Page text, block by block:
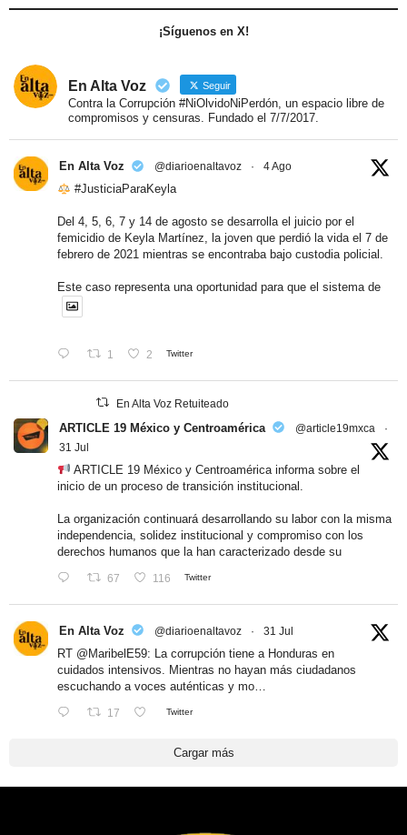
¡Síguenos en X!
En Alta Voz Seguir
Contra la Corrupción #NiOlvidoNiPerdón, un espacio libre de
compromisos y censuras. Fundado el 7/7/2017.
En Alta Voz @diarioenaltavoz · 4 Ago
#JusticiaParaKeyla
Del 4, 5, 6, 7 y 14 de agosto se desarrolla el juicio por el
femicidio de Keyla Martínez, la joven que perdió la vida el 7 de
febrero de 2021 mientras se encontraba bajo custodia policial.
Este caso representa una oportunidad para que el sistema de
1 2 Twitter
En Alta Voz Retuiteado
ARTICLE 19 México y Centroamérica @article19mxca
·
31 Jul
ARTICLE 19 México y Centroamérica informa sobre el
inicio de un proceso de transición institucional.
La organización continuará desarrollando su labor con la misma
independencia, solidez institucional y compromiso con los
derechos humanos que la han caracterizado desde su
67 116 Twitter
En Alta Voz @diarioenaltavoz · 31 Jul
RT @MaribelE59: La corrupción tiene a Honduras en
cuidados intensivos. Mientras no hayan más ciudadanos
escuchando a voces auténticas y mo…
17 Twitter
Cargar más